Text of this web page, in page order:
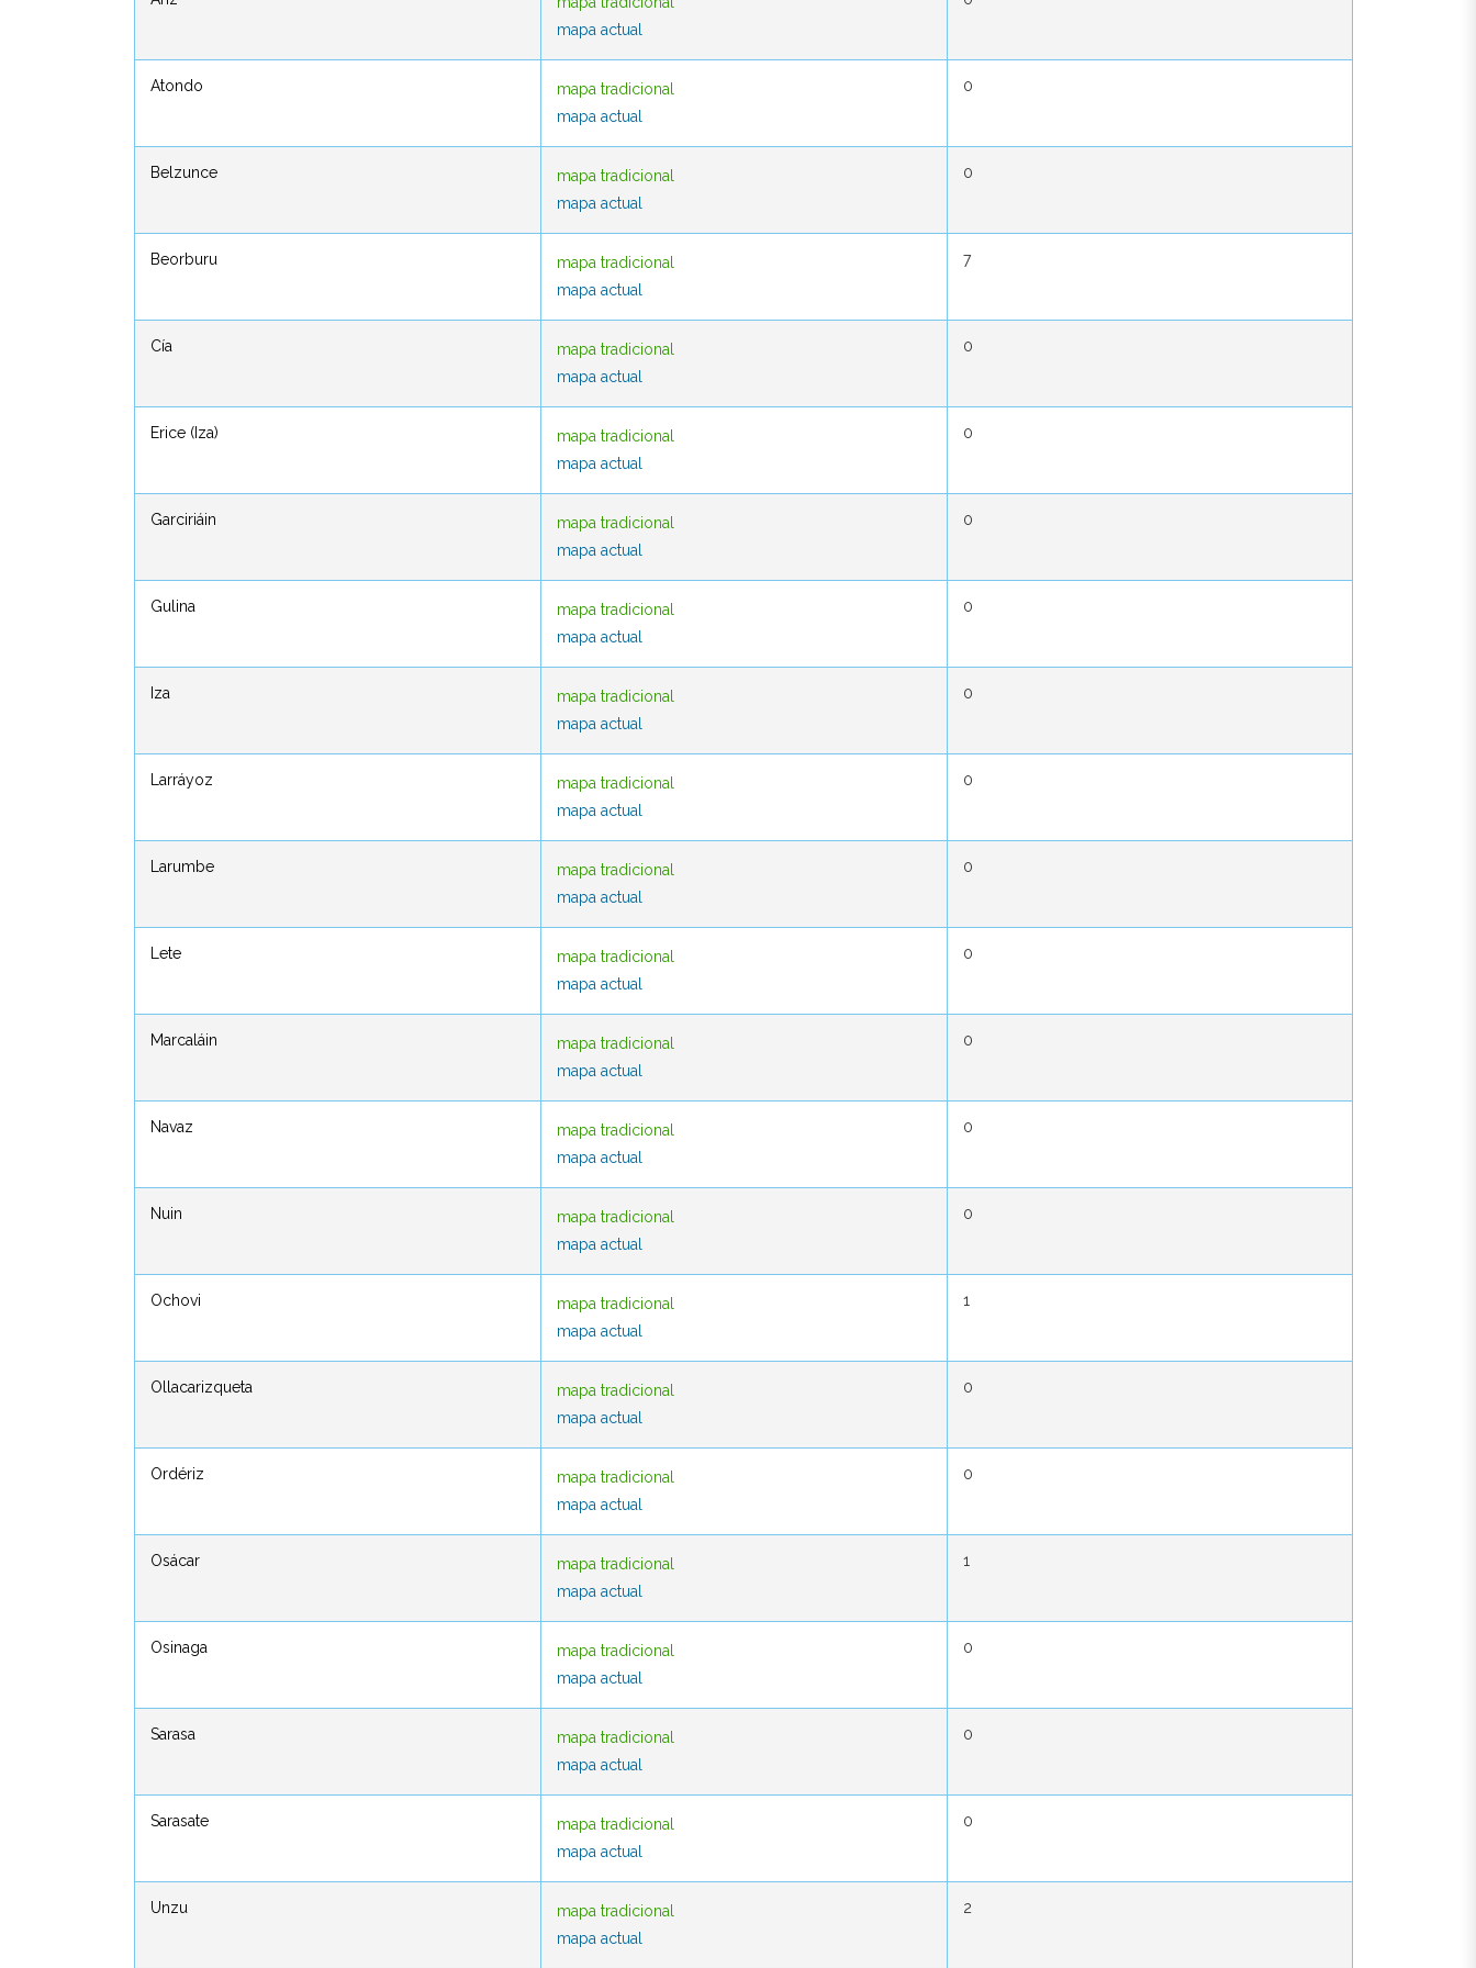
mapa actual
Atondo
mapa tradicional
mapa actual
0
Belzunce
mapa tradicional
mapa actual
0
Beorburu
mapa tradicional
mapa actual
7
Cía
mapa tradicional
mapa actual
0
Erice (Iza)
mapa tradicional
mapa actual
0
Garciriáin
mapa tradicional
mapa actual
0
Gulina
mapa tradicional
mapa actual
0
Iza
mapa tradicional
mapa actual
0
Larráyoz
mapa tradicional
mapa actual
0
Larumbe
mapa tradicional
mapa actual
0
Lete
mapa tradicional
mapa actual
0
Marcaláin
mapa tradicional
mapa actual
0
Navaz
mapa tradicional
mapa actual
0
Nuin
mapa tradicional
mapa actual
0
Ochovi
mapa tradicional
mapa actual
1
Ollacarizqueta
mapa tradicional
mapa actual
0
Ordériz
mapa tradicional
mapa actual
0
Osácar
mapa tradicional
mapa actual
1
Osinaga
mapa tradicional
mapa actual
0
Sarasa
mapa tradicional
mapa actual
0
Sarasate
mapa tradicional
mapa actual
0
Unzu
mapa tradicional
mapa actual
2
mapa actual
Atondo
mapa tradicional
mapa actual
0
Belzunce
mapa tradicional
mapa actual
0
Beorburu
mapa tradicional
mapa actual
7
Cía
mapa tradicional
mapa actual
0
Erice (Iza)
mapa tradicional
mapa actual
0
Garciriáin
mapa tradicional
mapa actual
0
Gulina
mapa tradicional
mapa actual
0
Iza
mapa tradicional
mapa actual
0
Larráyoz
mapa tradicional
mapa actual
0
Larumbe
mapa tradicional
mapa actual
0
Lete
mapa tradicional
mapa actual
0
Marcaláin
mapa tradicional
mapa actual
0
Navaz
mapa tradicional
mapa actual
0
Nuin
mapa tradicional
mapa actual
0
Ochovi
mapa tradicional
mapa actual
1
Ollacarizqueta
mapa tradicional
mapa actual
0
Ordériz
mapa tradicional
mapa actual
0
Osácar
mapa tradicional
mapa actual
1
Osinaga
mapa tradicional
mapa actual
0
Sarasa
mapa tradicional
mapa actual
0
Sarasate
mapa tradicional
mapa actual
0
Unzu
mapa tradicional
mapa actual
2